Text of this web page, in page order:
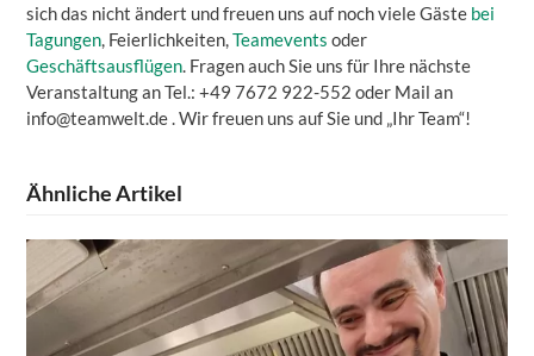
sich das nicht ändert und freuen uns auf noch viele Gäste bei
Tagungen, Feierlichkeiten,Teamevents oder
Geschäftsausflügen. Fragen auch Sie uns für Ihre nächste
Veranstaltung an Tel.: +49 7672 922-552 oder Mail an
info@teamwelt.de . Wir freuen uns auf Sie und „Ihr Team“!
Ähnliche Artikel